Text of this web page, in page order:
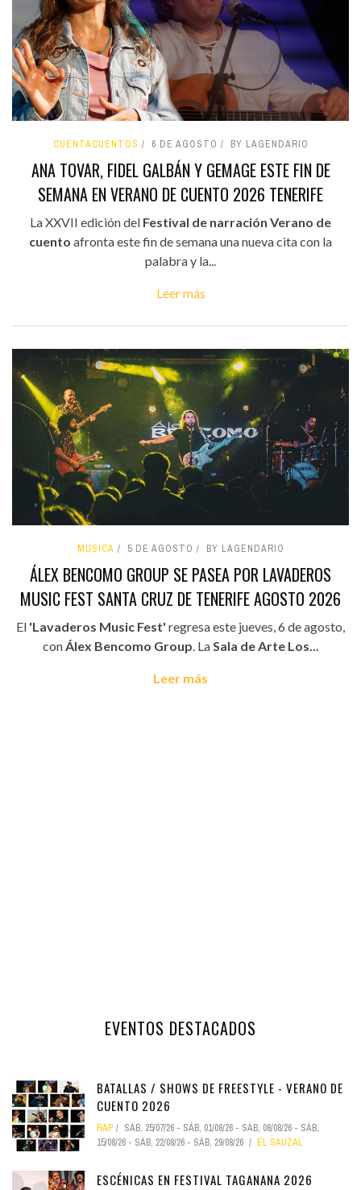
CUENTACUENTOS 6 DE AGOSTO BY LAGENDARIO
ANA TOVAR, FIDEL GALBÁN Y GEMAGE ESTE FIN DE
SEMANA EN VERANO DE CUENTO 2026 TENERIFE
La XXVII edición del Festival de narración Verano de
cuento afronta este fin de semana una nueva cita con la
palabra y la...
Leer más
MÚSICA 5 DE AGOSTO BY LAGENDARIO
ÁLEX BENCOMO GROUP SE PASEA POR LAVADEROS
MUSIC FEST SANTA CRUZ DE TENERIFE AGOSTO 2026
El 'Lavaderos Music Fest' regresa este jueves, 6 de agosto,
conÁlex Bencomo Group. LaSala de Arte Los...
Leer más
EVENTOS DESTACADOS
BATALLAS / SHOWS DE FREESTYLE - VERANO DE
CUENTO 2026
RAP SÁB, 25/07/26 - SÁB, 01/08/26 - SÁB, 08/08/26 - SÁB,
15/08/26 - SÁB, 22/08/26 - SÁB, 29/08/26 EL SAUZAL
ESCÉNICAS EN FESTIVAL TAGANANA 2026